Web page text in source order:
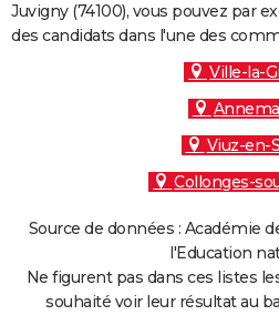
FORUM
Juvigny (74100), vous pouvez par
des candidats dans l'une des
Ville-la-
Viuz-en-
Collonges-
Source de données : Académie
l'Education
Ne figurent pas dans ces listes
souhaité voir leur résultat au